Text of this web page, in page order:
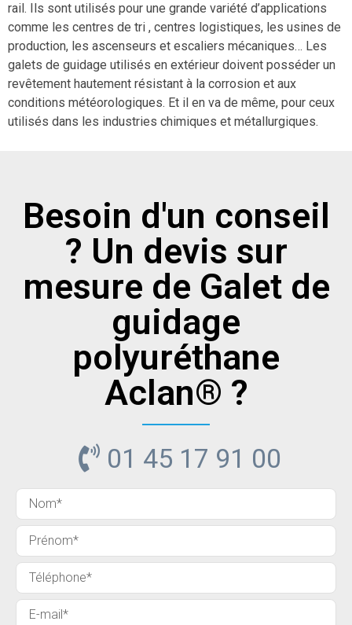
rail. Ils sont utilisés pour une grande variété d’applications
comme les centres de tri , centres logistiques, les usines de
production, les ascenseurs et escaliers mécaniques… Les
galets de guidage utilisés en extérieur doivent posséder un
revêtement hautement résistant à la corrosion et aux
conditions météorologiques. Et il en va de même, pour ceux
utilisés dans les industries chimiques et métallurgiques.
Besoin d'un conseil
? Un devis sur
mesure de Galet de
guidage
polyuréthane
Aclan® ?
01 45 17 91 00